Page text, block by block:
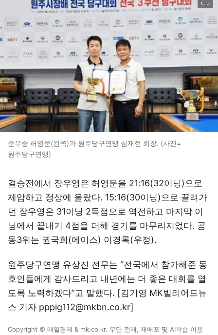
준우승 허영문(왼쪽)과 원주당구연맹 심재현 회장. (사진=
원주당구연맹)
결승전에서 장우영은 허영문을 21:16(32이닝)으로
제압하고 정상에 올랐다. 15:16(30이닝)으로 끌려가
던 장우영은 31이닝 2득점으로 역전하고 마지막 이
닝에서 끝내기 4점을 더해 경기를 마무리지었다. 공
동3위는 권국희(에이스) 이경록(우정).
원주당구연맹 유상진 전무는 “전국에서 참가해준 동
호인들에게 감사드리고 내년에는 더 좋은 대회를 열
도록 노력하겠다”고 말했다. [김기영 MK빌리어드뉴
스 기자 pppig112@mkbn.co.kr]
Copyright © 매일경제 & mk.co.kr. 무단 전재, 재배포 및 AI학습 이용